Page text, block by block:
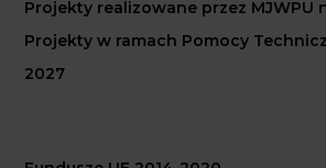
Projekty realizowane przez MJWPU
Projekty w ramach Pomocy
2027